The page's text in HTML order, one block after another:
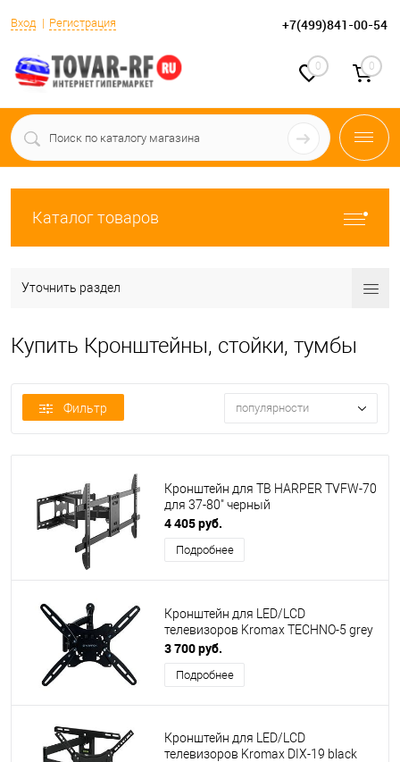
Вход Регистрация +7(499)841-00-54
0 0
Каталог товаров
Уточнить раздел
Купить Кронштейны, стойки, тумбы
Фильтр популярности
Кронштейн для ТВ HARPER TVFW-70
для 37-80" черный
4 405 руб.
Подробнее
Кронштейн для LED/LCD
телевизоров Kromax TECHNO-5 grey
3 700 руб.
Подробнее
Кронштейн для LED/LCD
телевизоров Kromax DIX-19 black